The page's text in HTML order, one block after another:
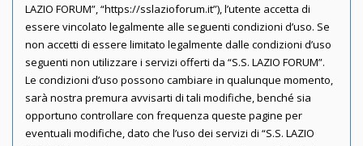
LAZIO FORUM”, “https://sslazioforum.it”), l’utente accetta di
essere vincolato legalmente alle seguenti condizioni d’uso. Se
non accetti di essere limitato legalmente dalle condizioni d’uso
seguenti non utilizzare i servizi offerti da “S.S. LAZIO FORUM”.
Le condizioni d’uso possono cambiare in qualunque momento,
sarà nostra premura avvisarti di tali modifiche, benché sia
opportuno controllare con frequenza queste pagine per
eventuali modifiche, dato che l’uso dei servizi di “S.S. LAZIO